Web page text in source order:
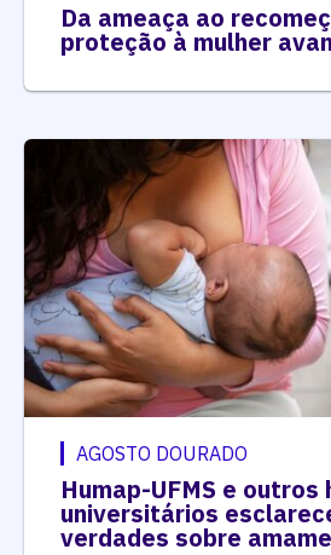
Da ameaça ao
proteção à mulher
AGOSTO DOURADO
Humap-UFMS e
universitários
verdades sobre